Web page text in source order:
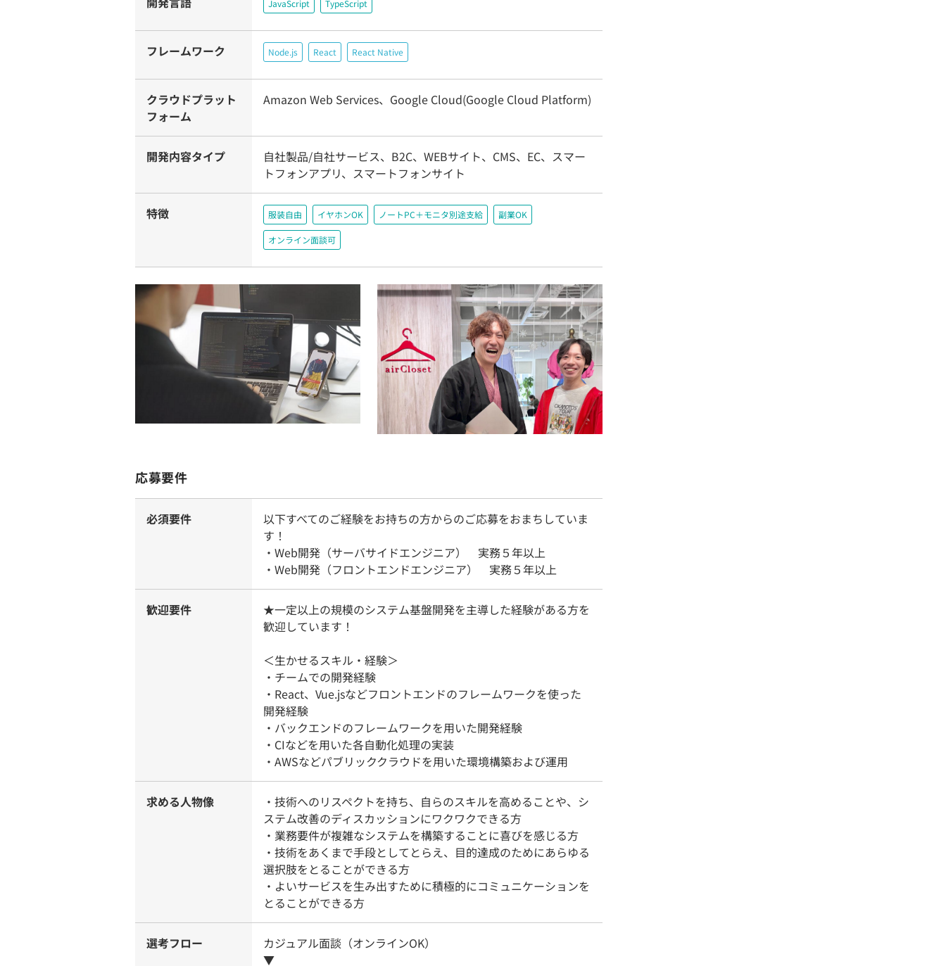
JavaScript TypeScript
フレームワーク Node.js React React Native
クラウドプラット
フォーム
Amazon Web Services、Google Cloud(Google Cloud Platform)
開発内容タイプ
自社製品/自社サービス、B2C、WEBサイト、CMS、EC、スマー
トフォンアプリ、スマートフォンサイト
特徴 服装自由 イヤホンOK ノートPC＋モニタ別途支給 副業OK
オンライン面談可
応募要件
必須要件
以下すべてのご経験をお持ちの方からのご応募をおまちしていま
す！
・Web開発（サーバサイドエンジニア） 実務５年以上
・Web開発（フロントエンドエンジニア） 実務５年以上
歓迎要件
★一定以上の規模のシステム基盤開発を主導した経験がある方を
歓迎しています！
＜生かせるスキル・経験＞
・チームでの開発経験
・React、Vue.jsなどフロントエンドのフレームワークを使った
開発経験
・バックエンドのフレームワークを用いた開発経験
・CIなどを用いた各自動化処理の実装
・AWSなどパブリッククラウドを用いた環境構築および運用
求める人物像
・技術へのリスペクトを持ち、自らのスキルを高めることや、シ
ステム改善のディスカッションにワクワクできる方
・業務要件が複雑なシステムを構築することに喜びを感じる方
・技術をあくまで手段としてとらえ、目的達成のためにあらゆる
選択肢をとることができる方
・よいサービスを生み出すために積極的にコミュニケーションを
とることができる方
選考フロー
カジュアル面談（オンラインOK）
▼